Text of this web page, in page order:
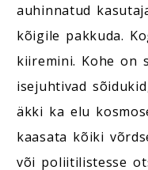
auhinnatud
kõigile pakkuda.
kiiremini. Kohe on
isejuhtivad
äkki ka elu
kaasata kõiki
või poliitilistesse